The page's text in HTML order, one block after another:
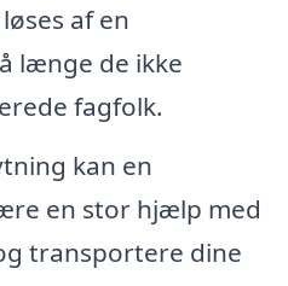
af en
længe de ikke
fagfolk.
kan en
en stor hjælp med
transportere dine